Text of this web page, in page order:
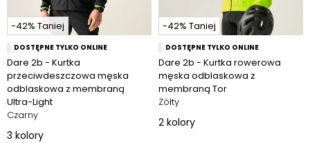
-42% Taniej
DOSTĘPNE TYLKO ONLINE
Dare 2b - Kurtka
przeciwdeszczowa męska
odblaskowa z membraną
Ultra-Light
Czarny
3 kolory
-42% Taniej
DOSTĘPNE TYLKO ONLINE
Dare 2b - Kurtka rowerowa
męska odblaskowa z
membraną Tor
Żółty
2 kolory